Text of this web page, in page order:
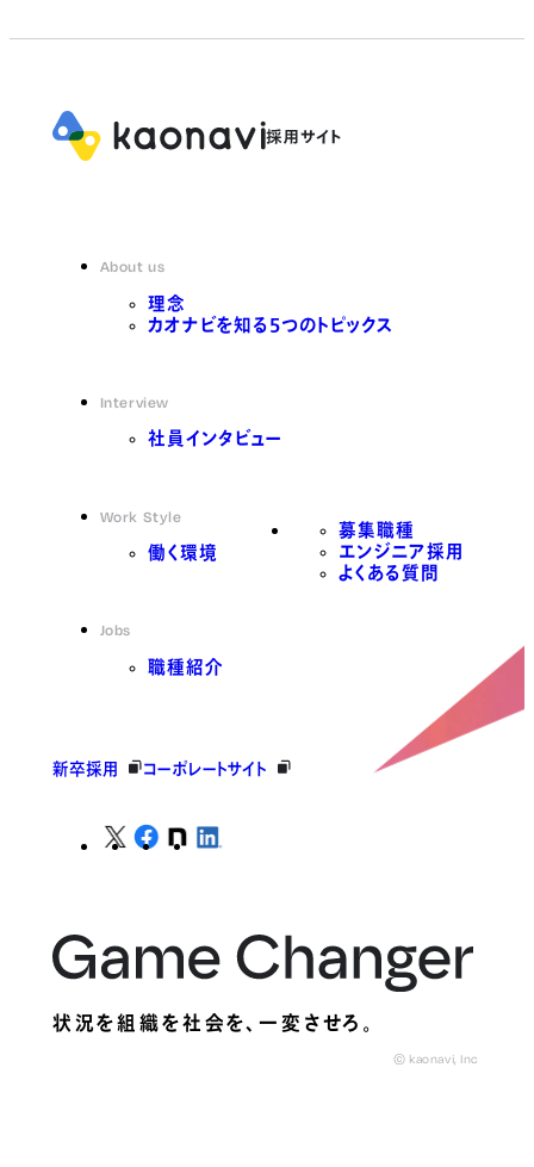
About us
理念
カオナビを知る5つのトピックス
Interview
社員インタビュー
Work Style
働く環境
Jobs
職種紹介
募集職種
エンジニア採用
よくある質問
新卒採用 コーポレートサイト
状況を組織を社会を、一変させろ。
© kaonavi, Inc